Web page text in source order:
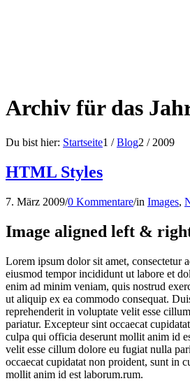
Archiv für das
Du bist hier: Startseite1 / Blog2 / 2009
HTML Styles
7. März 2009/0 Kommentare/in Images,
Image aligned left &
Lorem ipsum dolor sit amet, consectetur
eiusmod tempor incididunt ut labore et
enim ad minim veniam, quis nostrud
ut aliquip ex ea commodo consequat.
reprehenderit in voluptate velit esse
pariatur. Excepteur sint occaecat
culpa qui officia deserunt mollit anim id
velit esse cillum dolore eu fugiat nulla
occaecat cupidatat non proident, sunt in
mollit anim id est laborum.rum.